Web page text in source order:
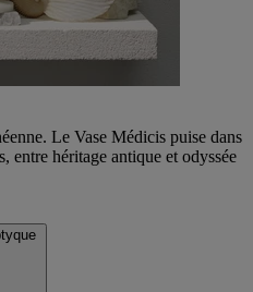
Le Vase Médicis puise dans
entre héritage antique et odyssée